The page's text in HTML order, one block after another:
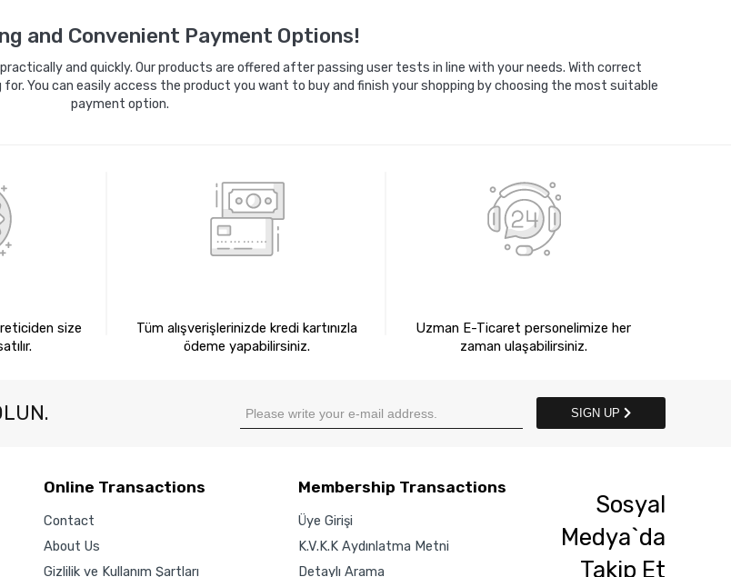
and Convenient Payment Options!
and quickly. Our products are offered after passing user tests in line with your needs. With correct
You can easily access the product you want to buy and finish your shopping by choosing the most suitable
payment option.
size
Tüm alışverişlerinizde kredi kartınızla
ödeme yapabilirsiniz.
Uzman E-Ticaret personelimize her
zaman ulaşabilirsiniz.
SIGN UP
Online Transactions
Contact
About Us
Gizlilik ve Kullanım Şartları
Membership Transactions
Üye Girişi
K.V.K.K Aydınlatma Metni
Detaylı Arama
Sosyal
Medya`da
Takip Et